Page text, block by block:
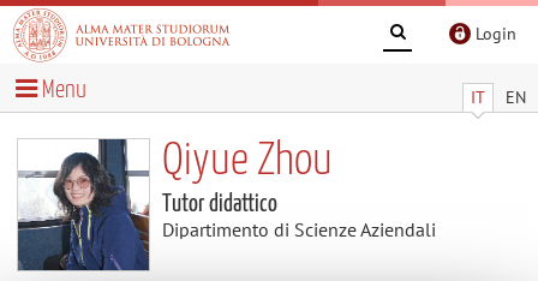
Login
IT EN
Menu
Qiyue Zhou
Tutor didattico
Dipartimento di Scienze Aziendali